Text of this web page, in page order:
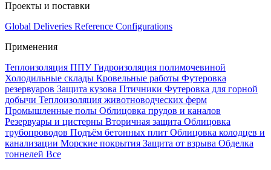
Проекты и поставки
Global Deliveries Reference Configurations
Применения
Теплоизоляция ППУГидроизоляция полимочевиной
Холодильные склады Кровельные работы Футеровка
резервуаров Защита кузова Птичники Футеровка для горной
добычи Теплоизоляция животноводческих ферм
Промышленные полы Облицовка прудов и каналов
Резервуары и цистерны Вторичная защита Облицовка
трубопроводов Подъём бетонных плит Облицовка колодцев и
канализации Морские покрытия Защита от взрыва Обделка
тоннелей Все